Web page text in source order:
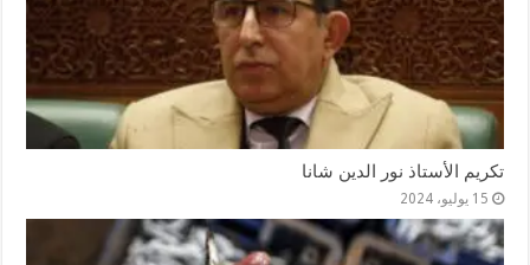
تكريم الأستاذ نور الدين شانا
15 يوليو، 2024